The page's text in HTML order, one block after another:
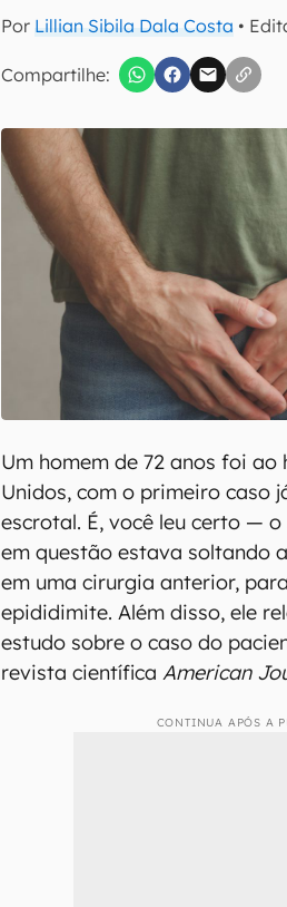
Por Lillian Sibila Dala Costa •
Compartilhe:
Confirmo que li, aceito e
Um homem de 72 anos foi ao
Unidos, com o primeiro caso
escrotal. É, você leu certo —
em questão estava soltando
em uma cirurgia anterior,
epididimite. Além disso, ele
estudo sobre o caso do
revista científicaAmerican
CONTINUA APÓS A